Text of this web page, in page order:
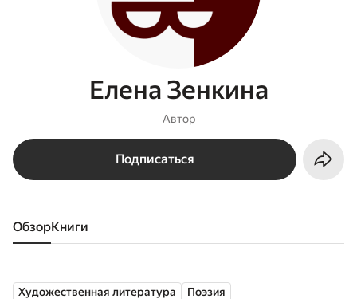
Елена Зенкина
Автор
Подписаться
Обзор книги
Художественная литература Поэзия